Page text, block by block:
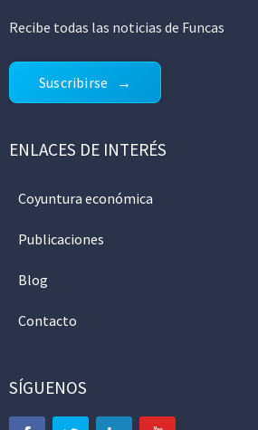
Recibe todas las noticias de Funcas
Suscribirse
ENLACES DE INTERÉS
Coyuntura económica
Publicaciones
Blog
Contacto
SÍGUENOS